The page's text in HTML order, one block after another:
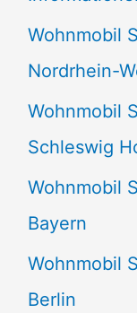
n
n
a
c
h
:
Wohnmobil
Nordrhein-
Wohnmobil
Schleswig
Wohnmobil
Bayern
Wohnmobil
Berlin